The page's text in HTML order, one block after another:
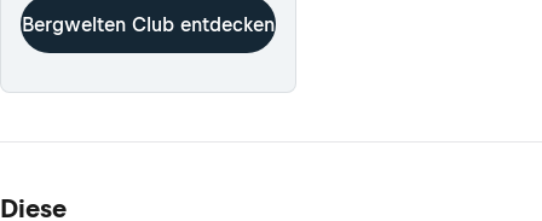
Bergwelten Club entdecken
Diese